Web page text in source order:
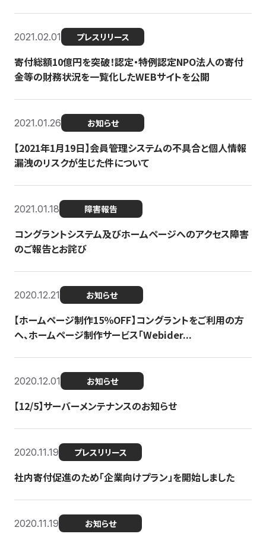
2021.02.01 プレスリリース
寄付総額10億円を突破！認定・特例認定NPO法人の寄付
金等の財務状況を一覧化したWEBサイトを公開
2021.01.26 お知らせ
【2021年1月19日】会員管理システムの不具合と個人情報
漏洩のリスクが生じた件について
2021.01.18 障害報告
コングラントシステム及びホームページへのアクセス障害
のご報告とお詫び
2020.12.21 お知らせ
【ホームページ制作15％OFF】コングラントをご利用の方
へ、ホームページ制作サービス「Webider...
2020.12.01 お知らせ
【12/5】サーバーメンテナンスのお知らせ
2020.11.19 プレスリリース
社内寄付促進のため「企業向けプラン」を開始しました
2020.11.19 お知らせ